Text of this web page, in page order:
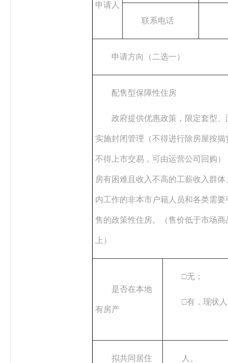
申请人
联系电话
申请方向（二选一）
配售型保障性住房
政府提供优惠政策，限定套型
实施封闭管理（不得进行除房屋按
不得上市交易，可由运营公司回购
房有困难且收入不高的工薪收入群
内工作的非本市户籍人员和各类需
售的政策性住房。（售价低于市场商
上）
是否在本地
有房产
□无；
□有，现状
拟共同居住 人。